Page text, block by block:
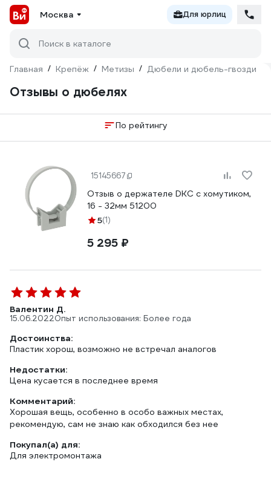
Москва Для юрлиц
Поиск в каталоге
Главная / Крепёж / Метизы / Дюбели и дюбель-гвозди
Отзывы о дюбелях
По рейтингу
15145667
Отзыв о держателе DKC с хомутиком,
16 - 32мм 51200
5(1)
5 295 ₽
Валентин Д.
15.06.2022Опыт использования: Более года
Достоинства:
Пластик хорош, возможно не встречал аналогов
Недостатки:
Цена кусается в последнее время
Комментарий:
Хорошая вещь, особенно в особо важных местах,
рекомендую, сам не знаю как обходился без нее
Покупал(а) для:
Для электромонтажа